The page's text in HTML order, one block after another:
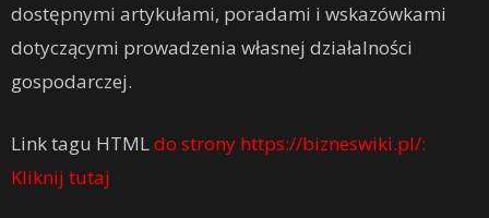
dostępnymi artykułami, poradami i wskazówkami
dotyczącymi prowadzenia własnej działalności
gospodarczej.
Link tagu HTMLdo strony https://bizneswiki.pl/:
Kliknij tutaj